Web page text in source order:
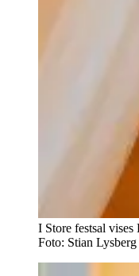
I Store festsal
Foto: Stian